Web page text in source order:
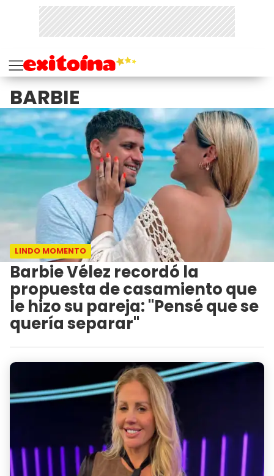
BARBIE
LINDO MOMENTO
Barbie Vélez recordó la
propuesta de casamiento que
le hizo su pareja: "Pensé que se
quería separar"